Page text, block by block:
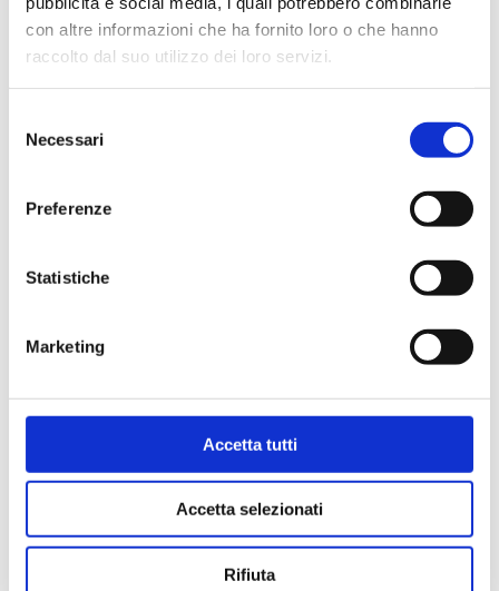
con altre informazioni che ha fornito loro o che hanno
raccolto dal suo utilizzo dei loro servizi.
delNecessari
Preferenze
Statistiche
Marketing
Accetta tutti
Accetta selezionati
Rifiuta
Venezia Arabica
16 capsule
Città Orzo Bio
12 capsule
AModoMio
quantità